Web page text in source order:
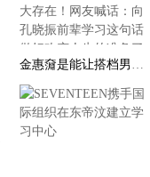
金惠奫是能让搭档男演员更加闪闪发光的强大存在